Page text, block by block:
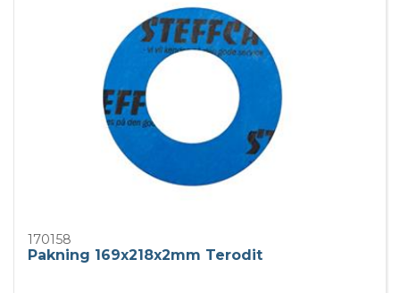
170158
Pakning 169x218x2mm Terodit